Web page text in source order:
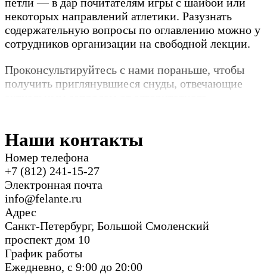
петли — в дар почитателям игры с шайбой или
некоторых направлений атлетики. Разузнать
содержательную вопросы по оглавлению можно у
сотрудников организации на свободной лекции.
Проконсультируйтесь с нами пораньше, чтобы
получить приглянувшиеся снуды, отвечающие
Наши контакты
Номер телефона
+7 (812) 241-15-27
Электронная почта
info@felante.ru
Адрес
Санкт-Петербург, Большой Смоленский
проспект дом 10
График работы
Ежедневно, с 9:00 до 20:00